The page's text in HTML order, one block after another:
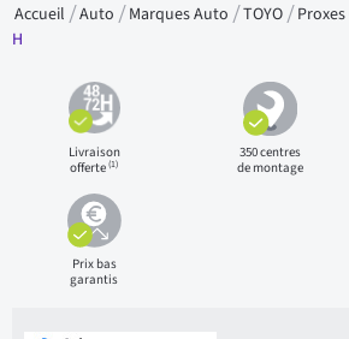
Accueil Auto Marques Auto TOYO
H
Livraison
offerte(1)
350 centres
de montage
Prix bas
garantis